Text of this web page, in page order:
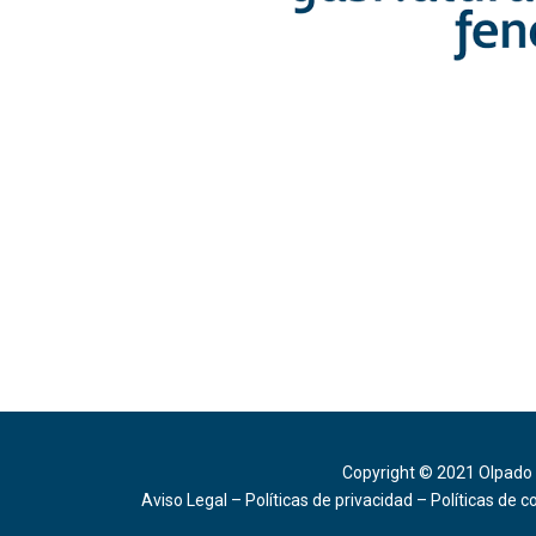
Copyright © 2021 Olpado
Aviso Legal – Políticas de privacidad – Políticas de